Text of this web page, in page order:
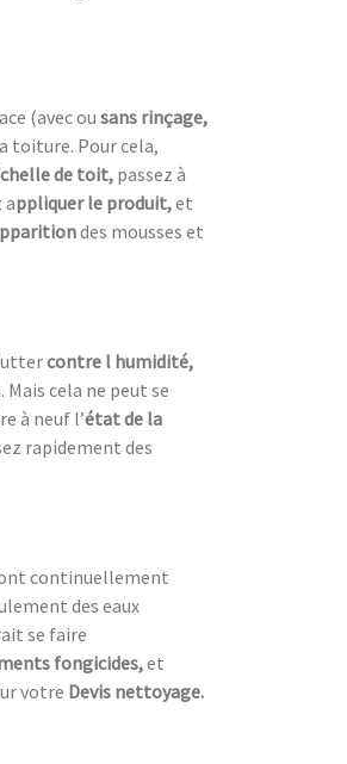
(avec ou sans rinçage,
toiture. Pour cela,
de toit, passez à
appliquer le produit,et
des mousses et
contre l humidité,
cela ne peut se
à neuf l’état de la
rapidement des
continuellement
des eaux
se faire
fongicides,et
votre Devis nettoyage.